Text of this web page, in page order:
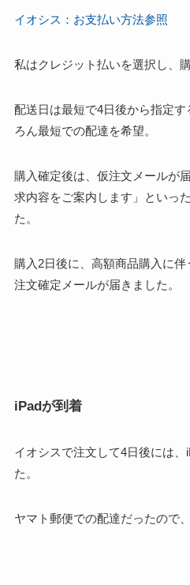
イオシス：お支払い方法参照
私はクレジット払いを選択し、
配送日は最短で4日後から指定
ろん最短での配達を希望。
購入確定後は、仮注文メールが
求内容をご案内します」といっ
た。
購入2日後に、高額商品購入に伴
注文確定メールが届きました。
iPadが到着
イオシスで注文して4日後には
た。
ヤマト郵便での配達だったので